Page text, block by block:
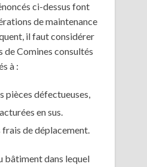
ci-dessus font
de maintenance
il faut considérer
de Comines consultés
à :
pièces défectueuses,
en sus.
de déplacement.
bâtiment dans lequel